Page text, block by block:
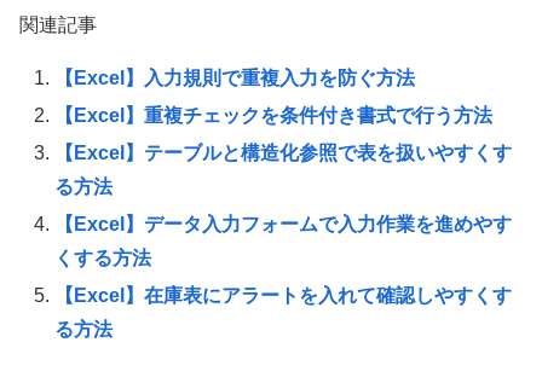
関連記事
【Excel】入力規則で重複入力を防ぐ方法
【Excel】重複チェックを条件付き書式で行う方法
【Excel】テーブルと構造化参照で表を扱いやすくす
る方法
【Excel】データ入力フォームで入力作業を進めやす
くする方法
【Excel】在庫表にアラートを入れて確認しやすくす
る方法